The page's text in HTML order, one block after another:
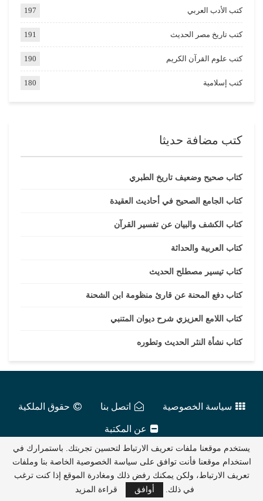
كتب الأدب العربي 197
كتب تاريخ مصر الحديث 191
كتب علوم القرآن الكريم 190
كتب إسلامية 180
كتب مضافة حديثا
كتاب صحيح وضعيف تاريخ الطبري
كتاب الجامع الصحيح في أحاديث العقيدة
كتاب الكشف والبيان عن تفسير القرآن
كتاب العربية والحداثة
كتاب تيسير مصطلح الحديث
كتاب دفع المحنة عن قارئ منظومة ابن الشحنة
كتاب اللامع العزيزي شرح ديوان المتنبي
كتاب نشأة النثر الحديث وتطوره
سياسة الخصوصية اتصل بنا حقوق الملكية
عن المكتبة
عالم الكتب الإلكترونية
يستخدم موقعنا ملفات تعريف الارتباط لتحسين تجربتك. باستمرارك في
استخدام موقعنا فأنت توافق على سياسة الخصوصية الخاصة بنا وملفات
تعريف الارتباط، ولكن يمكنك رفض ذلك ومغادرة الموقع إذا كنت ترغب
في ذلك.
أوافق قراءة المزيد